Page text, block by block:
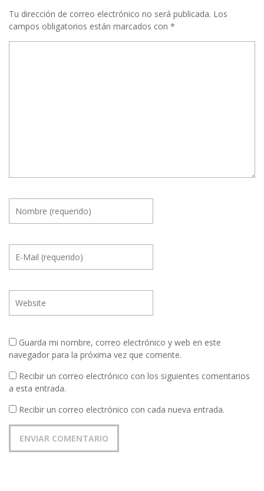
Tu dirección de correo electrónico no será publicada. Los
campos obligatorios están marcados con *
Guarda mi nombre, correo electrónico y web en este
navegador para la próxima vez que comente.
Recibir un correo electrónico con los siguientes comentarios
a esta entrada.
Recibir un correo electrónico con cada nueva entrada.